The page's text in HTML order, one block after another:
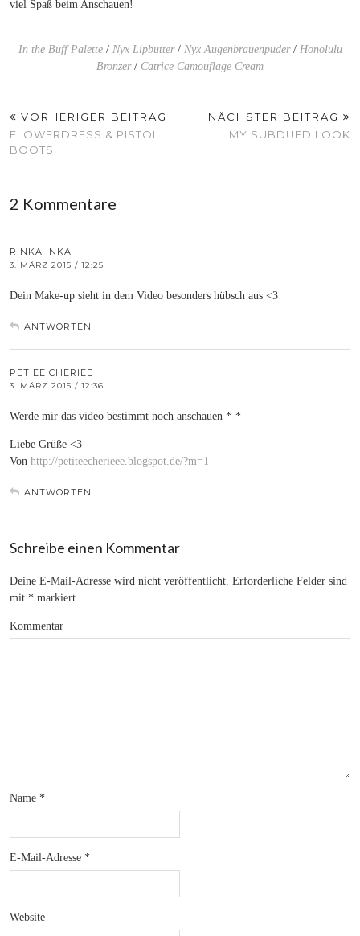
viel Spaß beim Anschauen!
In the Buff Palette/ Nyx Lipbutter/ Nyx Augenbrauenpuder/ Honolulu
Bronzer/ Catrice Camouflage Cream
VORHERIGER BEITRAG
FLOWERDRESS & PISTOL
BOOTS
NÄCHSTER BEITRAG
MY SUBDUED LOOK
2 Kommentare
RINKA INKA
3. MÄRZ 2015 / 12:25
Dein Make-up sieht in dem Video besonders hübsch aus <3
ANTWORTEN
PETIEE CHERIEE
3. MÄRZ 2015 / 12:36
Werde mir das video bestimmt noch anschauen *-*
Liebe Grüße <3
Von http://petiteecherieee.blogspot.de/?m=1
ANTWORTEN
Schreibe einen Kommentar
Deine E-Mail-Adresse wird nicht veröffentlicht. Erforderliche Felder sind
mit * markiert
Kommentar
Name *
E-Mail-Adresse *
Website